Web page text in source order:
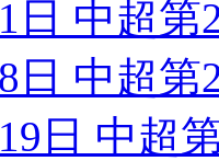
日 中超
日 中超
日 中超